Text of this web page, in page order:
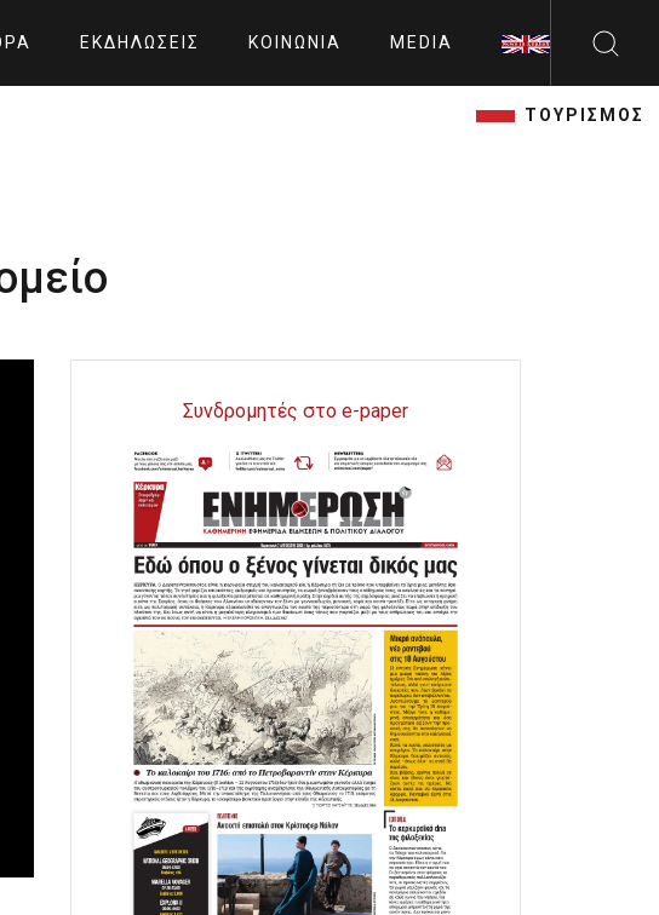
ΕΚΔΗΛΏΣΕΙΣ ΚΟΙΝΩΝΊΑ MEDIA
ΤΟΥΡΙΣΜΟΣ
Συνδρομητές στο e-paper